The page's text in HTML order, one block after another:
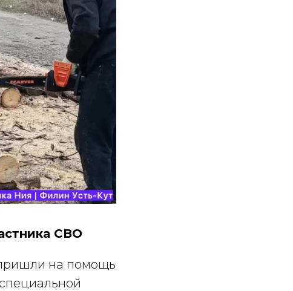
СВО
на помощь